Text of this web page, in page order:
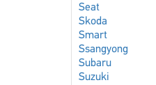
Seat
Skoda
Smart
Ssangyong
Subaru
Suzuki